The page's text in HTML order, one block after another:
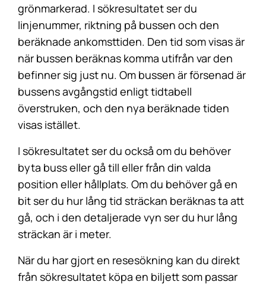
grönmarkerad. I sökresultatet ser du
linjenummer, riktning på bussen och den
beräknade ankomsttiden. Den tid som visas är
när bussen beräknas komma utifrån var den
befinner sig just nu. Om bussen är försenad är
bussens avgångstid enligt tidtabell
överstruken, och den nya beräknade tiden
visas istället.
I sökresultatet ser du också om du behöver
byta buss eller gå till eller från din valda
position eller hållplats. Om du behöver gå en
bit ser du hur lång tid sträckan beräknas ta att
gå, och i den detaljerade vyn ser du hur lång
sträckan är i meter.
När du har gjort en resesökning kan du direkt
från sökresultatet köpa en biljett som passar